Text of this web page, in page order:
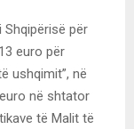
Shqipërisë për
euro për
ushqimit”, në
në shtator
të Malit të